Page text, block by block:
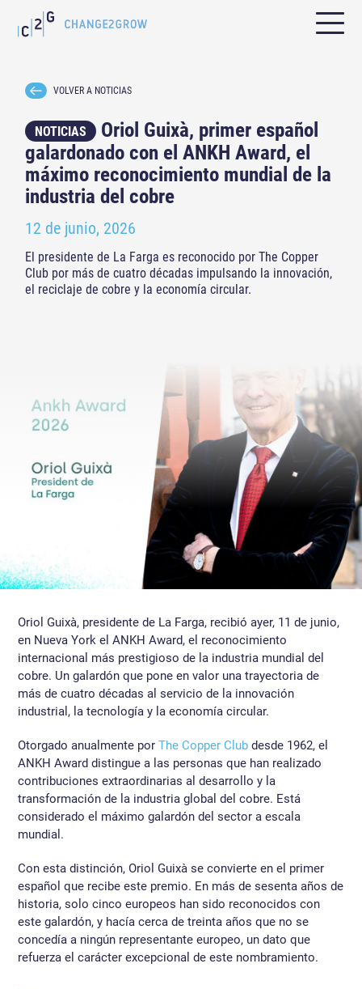
VOLVER A NOTICIAS
NOTICIAS
Oriol Guixà, primer español
galardonado con el ANKH Award, el
máximo reconocimiento mundial de la
industria del cobre
12 de junio, 2026
El presidente de La Farga es reconocido por The Copper
Club por más de cuatro décadas impulsando la innovación,
el reciclaje de cobre y la economía circular.
Oriol Guixà, presidente de La Farga, recibió ayer, 11 de junio,
en Nueva York el ANKH Award, el reconocimiento
internacional más prestigioso de la industria mundial del
cobre. Un galardón que pone en valor una trayectoria de
más de cuatro décadas al servicio de la innovación
industrial, la tecnología y la economía circular.
Otorgado anualmente porThe Copper Club desde 1962, el
ANKH Award distingue a las personas que han realizado
contribuciones extraordinarias al desarrollo y la
transformación de la industria global del cobre. Está
considerado el máximo galardón del sector a escala
mundial.
Con esta distinción, Oriol Guixà se convierte en el primer
español que recibe este premio. En más de sesenta años de
historia, solo cinco europeos han sido reconocidos con
este galardón, y hacía cerca de treinta años que no se
concedía a ningún representante europeo, un dato que
refuerza el carácter excepcional de este nombramiento.